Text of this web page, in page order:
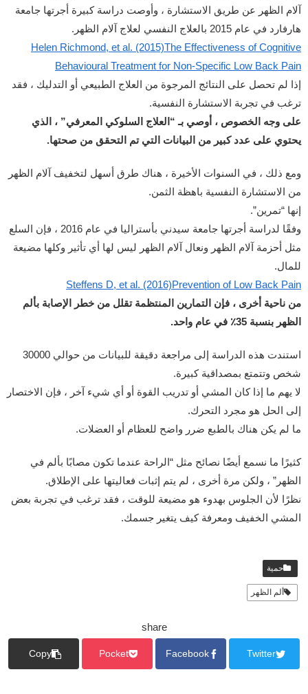
آلام الظهر عن طريق الاستشارة ، وأوصت دراسة كبيرة أجرتها جامعة
هارفارد في عام 2015 بالعلاج النفسي لعلاج آلام الظهر.
Helen Richmond, et al. (2015)The Effectiveness of Cognitive
Behavioural Treatment for Non-Specific Low Back Pain
إذا لم تحصل على النتائج المرجوة من العلاج الطبيعي أو التدليك ، فقد
ترغب في تجربة الاستشارة النفسية.
على وجه الخصوص ، أوصي بـ “العلاج السلوكي المعرفي” ، الذي
يحتوي على عدد كبير من البيانات التي تم التحقق من صحتها.
ومع ذلك ، في السنوات الأخيرة ، هناك طرق أسهل لتخفيف آلام الظهر
من الاستشارة النفسية باهظة الثمن.
إنها “تمرين”.
وفقًا لدراسة أجرتها جامعة سيدني بأستراليا في عام 2016 ، فإن السلع
مثل أحزمة آلام الظهر ونعال آلام الظهر ليس لها أي تأثير وكلها مضيعة
للمال.
Steffens D, et al. (2016)Prevention of Low Back Pain
من ناحية أخرى ، فإن التمارين المنتظمة تقلل من خطر الإصابة بألم
الظهر بنسبة 35٪ في عام واحد.
استندت هذه الدراسة إلى مراجعة دقيقة للبيانات من حوالي 30000
شخص وتتمتع بمصداقية كبيرة.
لا يهم ما إذا كان المشي أو تدريب القوة أو أي شيء آخر ، فإن الاختصار
إلى الحل هو مجرد التحرك.
ما لم يكن هناك بالطبع ضرر واضح للعظام أو العضلات.
كثيرًا ما نسمع أيضًا نصائح مثل “الراحة عندما تكون مصابًا بألم في
الظهر” ، ولكن مرة أخرى ، لم يتم إثبات فعاليتها على الإطلاق.
نظرًا لأن الجلوس بهدوء هو مضيعة للوقت ، فقد ترغب في تجربة بعض
المشي الخفيف ومعرفة كيف يتغير جسمك.
حمية
ألم الظهر
share
Twitter
Facebook
Pocket
Copy